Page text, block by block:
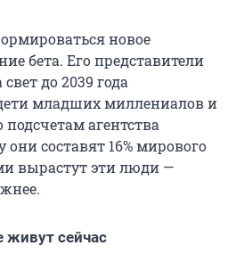
новое
бета. Его представители
до 2039 года
младших миллениалов и
агентства
они составят 16% мирового
вырастут эти люди —
живут сейчас